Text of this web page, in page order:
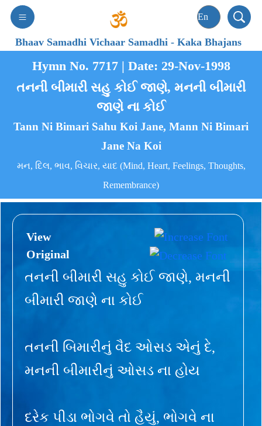
Bhaav Samadhi Vichaar Samadhi-Kaka Bhajans
Hymn No. 7717 | Date: 29-Nov-1998
તનની બીમારી સહુ કોઈ જાણે, મનની બીમારી
જાણે ના કોઈ
Tann Ni Bimari Sahu Koi Jane, Mann Ni Bimari
Jane Na Koi
મન, દિલ, ભાવ, વિચાર, યાદ (Mind, Heart, Feelings, Thoughts,
Remembrance)
View
Original
તનની બીમારી સહુ કોઈ જાણે, મનની
બીમારી જાણે ના કોઈ
તનની બિમારીનું વૈદ ઓસડ એનું દે,
મનની બીમારીનું ઓસડ ના હોય
દરેક પીડા ભોગવે તો હૈયું, ભોગવે ના